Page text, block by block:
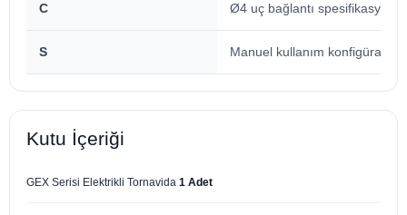
C Ø4 uç bağlantı
S Manuel kullanım
Kutu İçeriği
GEX Serisi Elektrikli Tornavida 1 Adet